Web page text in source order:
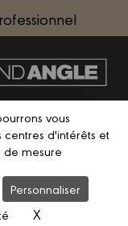
Conditions d’utilisation
vous
d'intérêts et
de mesure
Personnaliser
X